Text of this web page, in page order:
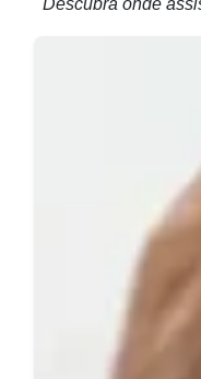
Descubra onde